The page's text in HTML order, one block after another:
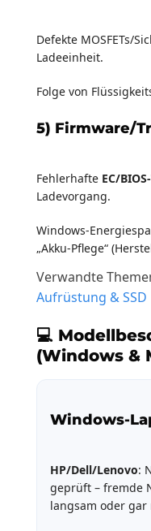
Defekte MOSFETs/
Ladeeinheit.
Folge von
5) Firmware/
Fehlerhafte EC/
Ladevorgang.
Windows-
„Akku-Pflege“
Verwandte
Aufrüstung & SSD
💻
(Windows &
Windows-
HP/Dell/Lenovo:
geprüft – fremde
langsam oder gar